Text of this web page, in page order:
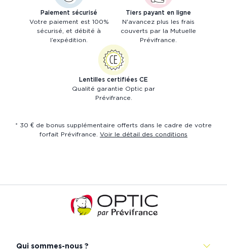
Paiement sécurisé
Votre paiement est 100%
sécurisé, et débité à
l’expédition.
Tiers payant en ligne
N'avancez plus les frais
couverts par la Mutuelle
Prévifrance.
Lentilles certifiées CE
Qualité garantie Optic par
Prévifrance.
* 30 € de bonus supplémentaire offerts dans le cadre de votre
forfait Prévifrance. Voir le détail des conditions
Accueil
de
Qui sommes-nous ?